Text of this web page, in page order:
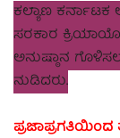
ಕಲ್ಯಾಣ
ಸರಕಾರ
ಅನುಷ್ಠಾನ
ನುಡಿದರು.
ಪ್ರಜಾಪ್ರಗತಿಯಿಂದ